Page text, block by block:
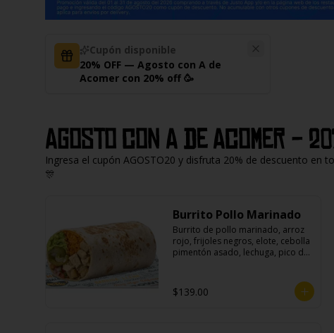
Cupón disponible
20% OFF — Agosto con A de
Acomer con 20% off 🥳
Agosto con A de Acomer -
Ingresa el cupón AGOSTO20 y disfruta 20% de descuento
🎊
Burrito Pollo Marinado
Burrito de pollo marinado, arroz
rojo, frijoles negros, elote, cebolla
pimentón asado, lechuga, pico de
$139.00